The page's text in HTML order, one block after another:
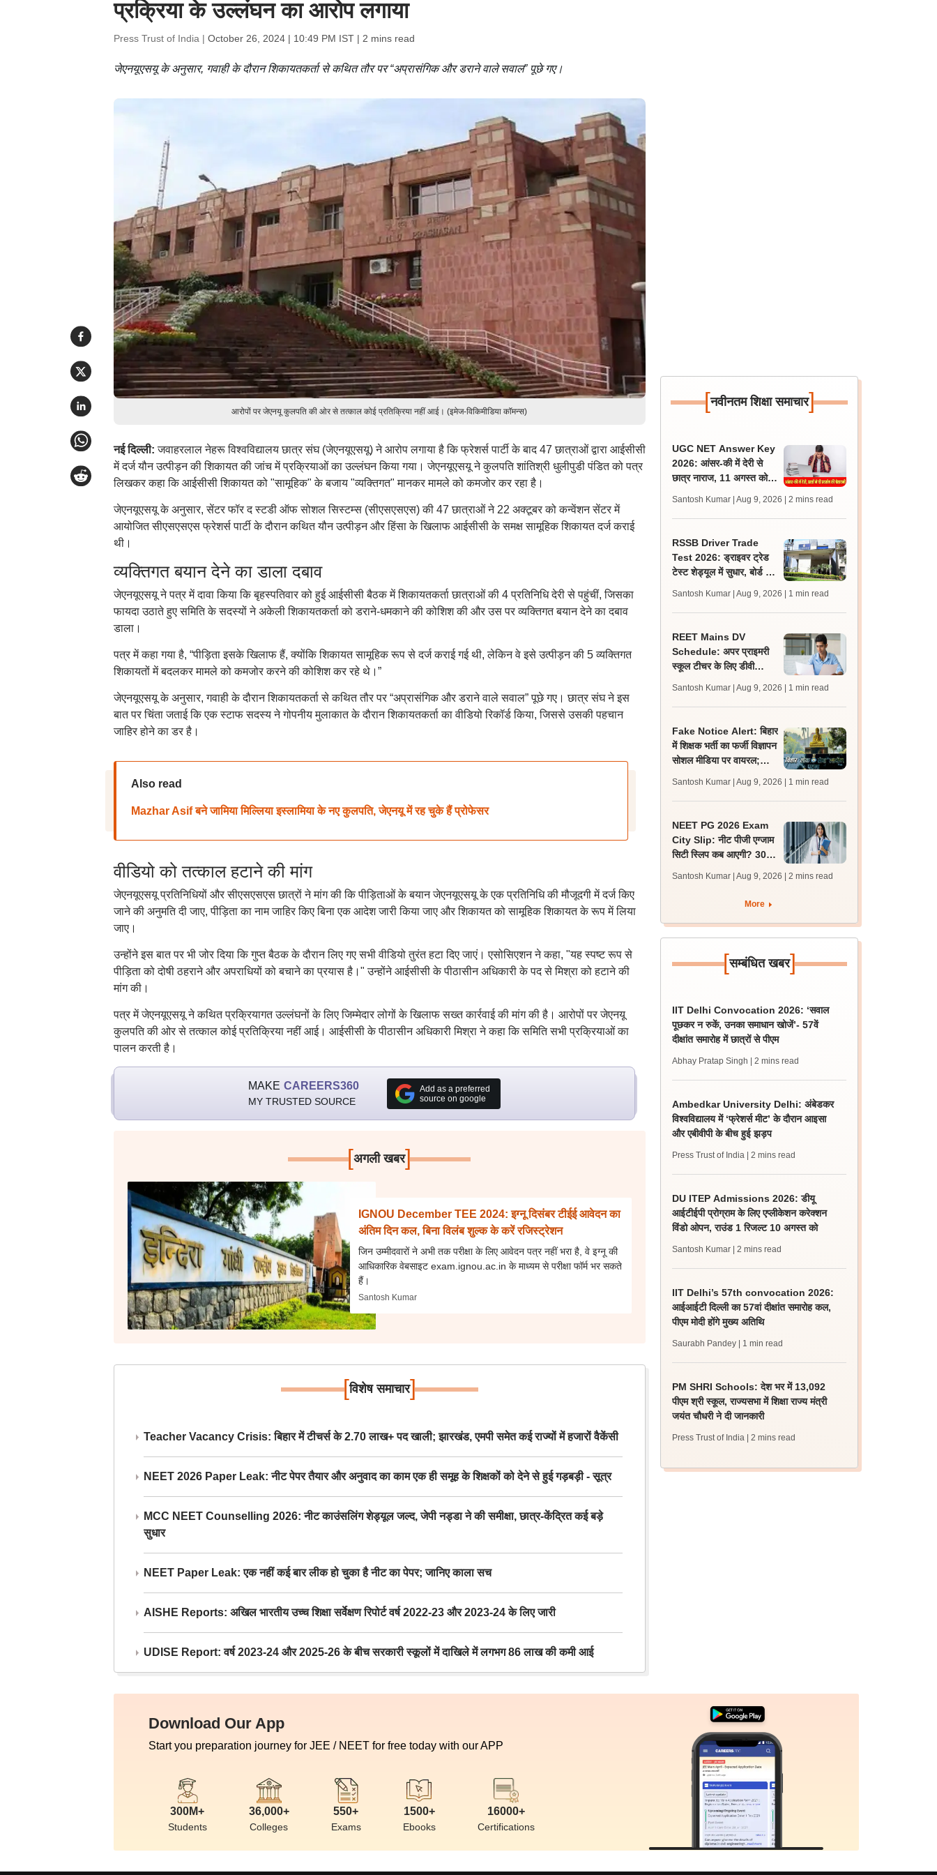
प्रक्रिया के उल्लंघन का आरोप लगाया
Press Trust of India | October 26, 2024 | 10:49 PM IST| 2 mins read
जेएनयूएसयू के अनुसार, गवाही के दौरान शिकायतकर्ता से कथित तौर पर “अप्रासंगिक और डराने वाले सवाल” पूछे गए।
आरोपों पर जेएनयू कुलपति की ओर से तत्काल कोई प्रतिक्रिया नहीं आई। (इमेज-विकिमीडिया कॉमन्स)
नई दिल्ली:जवाहरलाल नेहरू विश्वविद्यालय छात्र संघ (जेएनयूएसयू) ने आरोप लगाया है कि फ्रेशर्स पार्टी के बाद 47 छात्राओं द्वारा आईसीसी
में दर्ज यौन उत्पीड़न की शिकायत की जांच में प्रक्रियाओं का उल्लंघन किया गया। जेएनयूएसयू ने कुलपति शांतिश्री धुलीपुडी पंडित को पत्र
लिखकर कहा कि आईसीसी शिकायत को "सामूहिक" के बजाय "व्यक्तिगत" मानकर मामले को कमजोर कर रहा है।
जेएनयूएसयू के अनुसार, सेंटर फॉर द स्टडी ऑफ सोशल सिस्टम्स (सीएसएसएस) की 47 छात्राओं ने 22 अक्टूबर को कन्वेंशन सेंटर में
आयोजित सीएसएसएस फ्रेशर्स पार्टी के दौरान कथित यौन उत्पीड़न और हिंसा के खिलाफ आईसीसी के समक्ष सामूहिक शिकायत दर्ज कराई
थी।
व्यक्तिगत बयान देने का डाला दबाव
जेएनयूएसयू ने पत्र में दावा किया कि बृहस्पतिवार को हुई आईसीसी बैठक में शिकायतकर्ता छात्राओं की 4 प्रतिनिधि देरी से पहुंचीं, जिसका
फायदा उठाते हुए समिति के सदस्यों ने अकेली शिकायतकर्ता को डराने-धमकाने की कोशिश की और उस पर व्यक्तिगत बयान देने का दबाव
डाला।
पत्र में कहा गया है, “पीड़िता इसके खिलाफ हैं, क्योंकि शिकायत सामूहिक रूप से दर्ज कराई गई थी, लेकिन वे इसे उत्पीड़न की 5 व्यक्तिगत
शिकायतों में बदलकर मामले को कमजोर करने की कोशिश कर रहे थे।”
जेएनयूएसयू के अनुसार, गवाही के दौरान शिकायतकर्ता से कथित तौर पर “अप्रासंगिक और डराने वाले सवाल” पूछे गए। छात्र संघ ने इस
बात पर चिंता जताई कि एक स्टाफ सदस्य ने गोपनीय मुलाकात के दौरान शिकायतकर्ता का वीडियो रिकॉर्ड किया, जिससे उसकी पहचान
जाहिर होने का डर है।
Also read
Mazhar Asif बने जामिया मिल्लिया इस्लामिया के नए कुलपति, जेएनयू में रह चुके हैं प्रोफेसर
वीडियो को तत्काल हटाने की मांग
जेएनयूएसयू प्रतिनिधियों और सीएसएसएस छात्रों ने मांग की कि पीड़िताओं के बयान जेएनयूएसयू के एक प्रतिनिधि की मौजूदगी में दर्ज किए
जाने की अनुमति दी जाए, पीड़िता का नाम जाहिर किए बिना एक आदेश जारी किया जाए और शिकायत को सामूहिक शिकायत के रूप में लिया
जाए।
उन्होंने इस बात पर भी जोर दिया कि गुप्त बैठक के दौरान लिए गए सभी वीडियो तुरंत हटा दिए जाएं। एसोसिएशन ने कहा, "यह स्पष्ट रूप से
पीड़िता को दोषी ठहराने और अपराधियों को बचाने का प्रयास है।" उन्होंने आईसीसी के पीठासीन अधिकारी के पद से मिश्रा को हटाने की
मांग की।
पत्र में जेएनयूएसयू ने कथित प्रक्रियागत उल्लंघनों के लिए जिम्मेदार लोगों के खिलाफ सख्त कार्रवाई की मांग की है। आरोपों पर जेएनयू
कुलपति की ओर से तत्काल कोई प्रतिक्रिया नहीं आई। आईसीसी के पीठासीन अधिकारी मिश्रा ने कहा कि समिति सभी प्रक्रियाओं का
पालन करती है।
MAKE CAREERS360
MY TRUSTED SOURCE
Add as a preferred
source on google
[अगली खबर]
IGNOU December TEE 2024: इग्नू दिसंबर टीईई आवेदन का
अंतिम दिन कल, बिना विलंब शुल्क के करें रजिस्ट्रेशन
जिन उम्मीदवारों ने अभी तक परीक्षा के लिए आवेदन पत्र नहीं भरा है, वे इग्नू की
आधिकारिक वेबसाइट exam.ignou.ac.in के माध्यम से परीक्षा फॉर्म भर सकते
हैं।
Santosh Kumar
[विशेष समाचार]
Teacher Vacancy Crisis: बिहार में टीचर्स के 2.70 लाख+ पद खाली; झारखंड, एमपी समेत कई राज्यों में हजारों वैकेंसी
NEET 2026 Paper Leak: नीट पेपर तैयार और अनुवाद का काम एक ही समूह के शिक्षकों को देने से हुई गड़बड़ी - सूत्र
MCC NEET Counselling 2026: नीट काउंसलिंग शेड्यूल जल्द, जेपी नड्डा ने की समीक्षा, छात्र-केंद्रित कई बड़े
सुधार
NEET Paper Leak: एक नहीं कई बार लीक हो चुका है नीट का पेपर; जानिए काला सच
AISHE Reports: अखिल भारतीय उच्च शिक्षा सर्वेक्षण रिपोर्ट वर्ष 2022-23 और 2023-24 के लिए जारी
UDISE Report: वर्ष 2023-24 और 2025-26 के बीच सरकारी स्कूलों में दाखिले में लगभग 86 लाख की कमी आई
[नवीनतम शिक्षा समाचार]
UGC NET Answer Key
2026: आंसर-की में देरी से
छात्र नाराज, 11 अगस्त को
Santosh Kumar | Aug 9, 2026 | 2 mins read
RSSB Driver Trade
Test 2026: ड्राइवर ट्रेड
टेस्ट शेड्यूल में सुधार, बोर्ड ने
Santosh Kumar | Aug 9, 2026 | 1 min read
REET Mains DV
Schedule: अपर प्राइमरी
स्कूल टीचर के लिए डीवी
प्रक्रिया 12 अगस्त से शुरू
Santosh Kumar | Aug 9, 2026 | 1 min read
Fake Notice Alert: बिहार
में शिक्षक भर्ती का फर्जी विज्ञापन
सोशल मीडिया पर वायरल;
Santosh Kumar | Aug 9, 2026 | 1 min read
NEET PG 2026 Exam
City Slip: नीट पीजी एग्जाम
सिटी स्लिप कब आएगी? 30
Santosh Kumar | Aug 9, 2026 | 2 mins read
More
[सम्बंधित खबर]
IIT Delhi Convocation 2026: ‘सवाल
पूछकर न रुकें, उनका समाधान खोजें’- 57वें
दीक्षांत समारोह में छात्रों से पीएम
Abhay Pratap Singh | 2 mins read
Ambedkar University Delhi: अंबेडकर
विश्वविद्यालय में ‘फ्रेशर्स मीट’ के दौरान आइसा
और एबीवीपी के बीच हुई झड़प
Press Trust of India | 2 mins read
DU ITEP Admissions 2026: डीयू
आईटीईपी प्रोग्राम के लिए एप्लीकेशन करेक्शन
विंडो ओपन, राउंड 1 रिजल्ट 10 अगस्त को
Santosh Kumar | 2 mins read
IIT Delhi’s 57th convocation 2026:
आईआईटी दिल्ली का 57वां दीक्षांत समारोह कल,
पीएम मोदी होंगे मुख्य अतिथि
Saurabh Pandey | 1 min read
PM SHRI Schools: देश भर में 13,092
पीएम श्री स्कूल, राज्यसभा में शिक्षा राज्य मंत्री
जयंत चौधरी ने दी जानकारी
Press Trust of India | 2 mins read
Download Our App
Start you preparation journey for JEE / NEET for free today with our APP
300M+
Students
36,000+
Colleges
550+
Exams
1500+
Ebooks
16000+
Certifications